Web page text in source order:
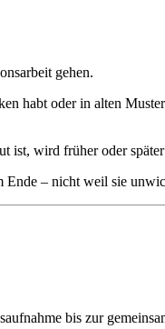
gehen.
habt oder in alten
ist, wird früher oder
Ende – nicht weil sie
bis zur